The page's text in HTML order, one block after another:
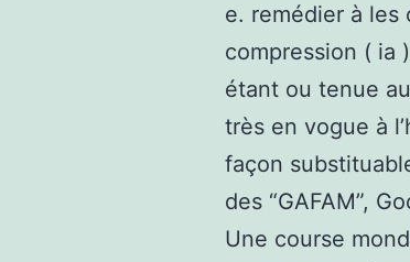
e. remédier à les
compression ( ia
étant ou tenue
très en vogue à
façon
des “GAFAM”,
Une course